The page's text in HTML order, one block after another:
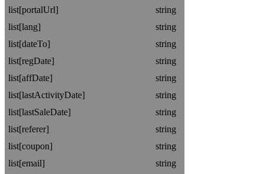
list[portalUrl]
string
list[lang]
string
list[dateTo]
string
list[regDate]
string
list[affDate]
string
list[lastActivityDate]
string
list[lastSaleDate]
string
list[referer]
string
list[coupon]
string
list[email]
string